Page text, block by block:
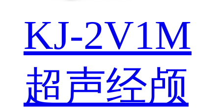
KJ-2V1M
超声经颅